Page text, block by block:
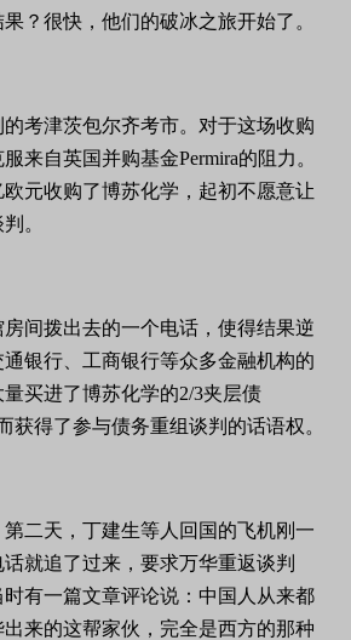
？很快，他们的破冰之旅开始了。
考津茨包尔齐考市。对于这场收购
来自英国并购基金Permira的阻力。
欧元收购了博苏化学，起初不愿意让
。
间拨出去的一个电话，使得结果逆
银行、工商银行等众多金融机构的
买进了博苏化学的2/3夹层债
获得了参与债务重组谈判的话语权。
二天，丁建生等人回国的飞机刚一
就追了过来，要求万华重返谈判
有一篇文章评论说：中国人从来都
来的这帮家伙，完全是西方的那种